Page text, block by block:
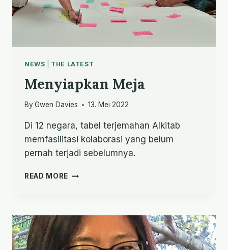
NEWS THE LATEST
Menyiapkan Meja
By Gwen Davies 13. Mei 2022
Di 12 negara, tabel terjemahan Alkitab
memfasilitasi kolaborasi yang belum
pernah terjadi sebelumnya.
READ MORE MENYIAPKAN